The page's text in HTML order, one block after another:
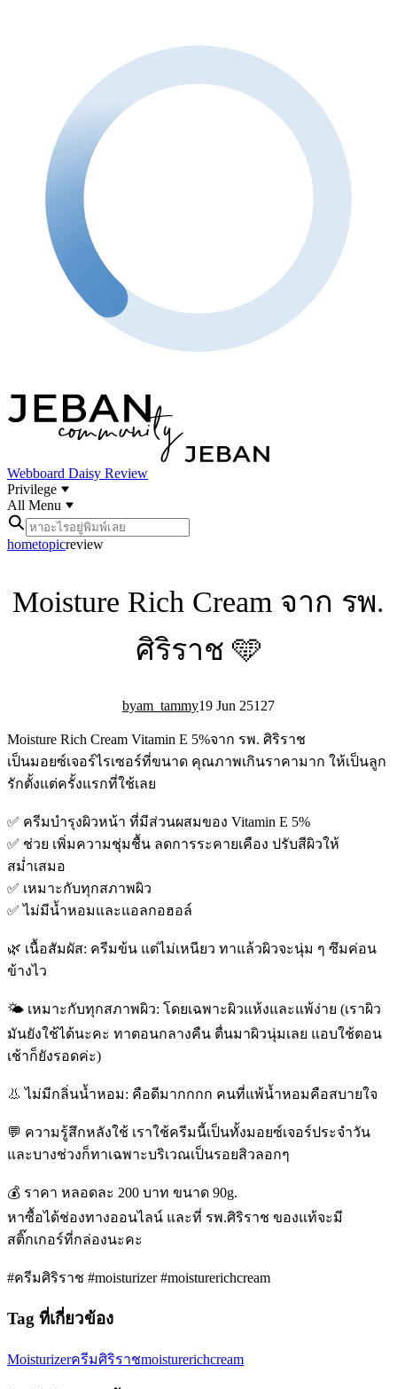
Webboard Daisy Review
Privilege
All Menu
hometopicreview
Moisture Rich Cream จาก รพ.
ศิริราช 🩵
am_tammy19 Jun 25127
Moisture Rich Cream Vitamin E 5% จาก รพ. ศิริราช
เป็นมอยซ์เจอร์ไรเซอร์ที่ขนาด คุณภาพเกินราคามาก ให้เป็นลูก
รักตั้งแต่ครั้งแรกที่ใช้เลย
✅ ครีมบำรุงผิวหน้า ที่มีส่วนผสมของ Vitamin E 5%
✅ ช่วย เพิ่มความชุ่มชื้น ลดการระคายเคือง ปรับสีผิวให้
สม่ำเสมอ
✅ เหมาะกับทุกสภาพผิว
✅ ไม่มีน้ำหอมและแอลกอฮอล์
🌿 เนื้อสัมผัส: ครีมข้น แต่ไม่เหนียว ทาแล้วผิวจะนุ่ม ๆ ซึมค่อน
ข้างไว
🌤️ เหมาะกับทุกสภาพผิว: โดยเฉพาะผิวแห้งและแพ้ง่าย (เราผิว
มันยังใช้ได้นะคะ ทาตอนกลางคืน ตื่นมาผิวนุ่มเลย แอบใช้ตอน
เช้าก็ยังรอดค่ะ)
👃 ไม่มีกลิ่นน้ำหอม: คือดีมากกกก คนที่แพ้น้ำหอมคือสบายใจ
💬 ความรู้สึกหลังใช้ เราใช้ครีมนี้เป็นทั้งมอยซ์เจอร์ประจำวัน
และบางช่วงก็ทาเฉพาะบริเวณเป็นรอยสิวลอกๆ
💰 ราคา หลอดละ 200 บาท ขนาด 90g.
หาซื้อได้ช่องทางออนไลน์ และที่ รพ.ศิริราช ของแท้จะมี
สติ๊กเกอร์ที่กล่องนะคะ
#ครีมศิริราช #moisturizer #moisturerichcream
Tag ที่เกี่ยวข้อง
Moisturizerครีมศิริราชmoisturerichcream